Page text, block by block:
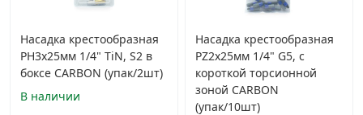
Насадка крестообразная
PH3х25мм 1/4" TiN, S2 в
боксе CARBON (упак/2шт)
В наличии
Насадка крестообразная
PZ2х25мм 1/4" G5, с
короткой торсионной
зоной CARBON
(упак/10шт)